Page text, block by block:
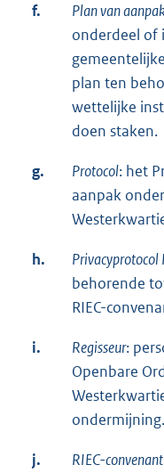
f. Plan van
onderdeel of
plan ten
wettelijke
doen staken.
g. Protocol: het
aanpak
h. Privacyprotocol
behorende
RIEC-
i. Regisseur:
Openbare
ondermijning.
j. RIEC-convenant